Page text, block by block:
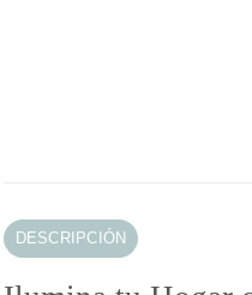
DESCRIPCIÓN